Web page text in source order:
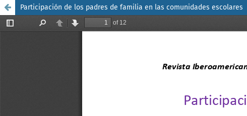
Participación de los padres de familia en las comunidades escolares